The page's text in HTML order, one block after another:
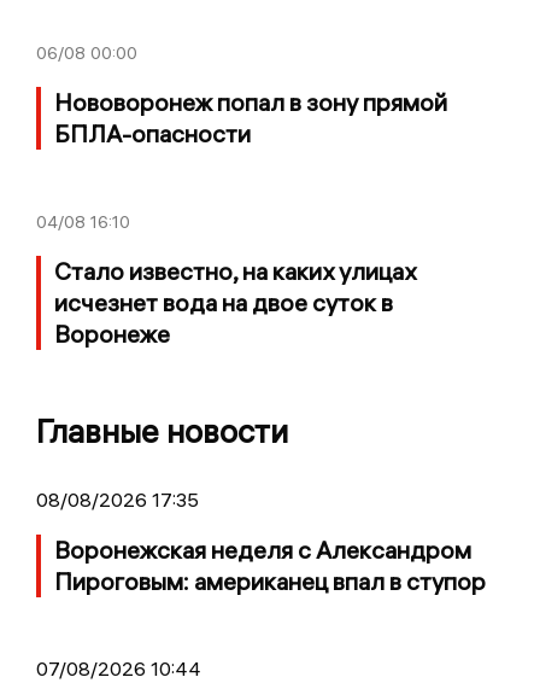
06/08 00:00
Нововоронеж попал в зону прямой
БПЛА-опасности
04/08 16:10
Стало известно, на каких улицах
исчезнет вода на двое суток в
Воронеже
Главные новости
08/08/2026 17:35
Воронежская неделя с Александром
Пироговым: американец впал в ступор
07/08/2026 10:44